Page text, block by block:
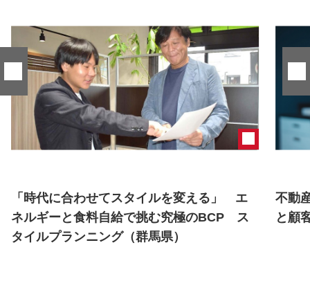
「時代に合わせてスタイルを変える」 エ
ネルギーと食料自給で挑む究極のBCP ス
タイルプランニング（群馬県）
不動
と顧